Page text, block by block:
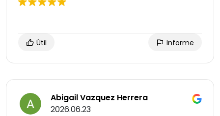
Útil Informe
Abigail Vazquez Herrera
2026.06.23